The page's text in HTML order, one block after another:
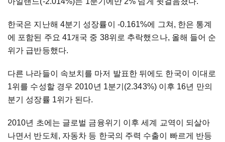
한국은 지난해 4분기 성장률이 -0.161%에 그쳐, 한은 통계
에 포함된 주요 41개국 중 38위로 추락했으나, 올해 들어 순
위가 급반등했다.
다른 나라들이 속보치를 마저 발표한 뒤에도 한국이 이대로
1위를 수성할 경우 2010년 1분기(2.343%) 이후 16년 만의
분기 성장률 1위가 된다.
2010년 초에는 글로벌 금융위기 이후 세계 교역이 되살아
나면서 반도체, 자동차 등 한국의 주력 수출이 빠르게 반등